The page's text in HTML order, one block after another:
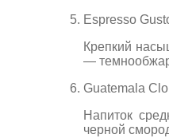
Espresso
Крепкий
—
Guatemala
Напиток
черной